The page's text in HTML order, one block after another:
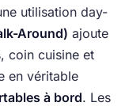
utilisation day-
Around) ajoute
coin cuisine et
en véritable
à bord. Les